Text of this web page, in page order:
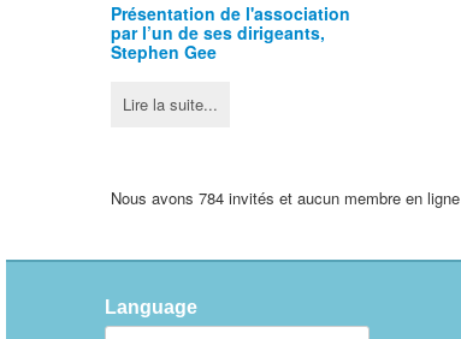
Présentation de l'association
par l’un de ses dirigeants,
Stephen Gee
Lire la suite...
Nous avons 784 invités et aucun membre en ligne
Language